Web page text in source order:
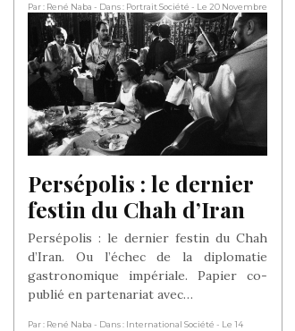
Par : René Naba - Dans : Portrait Société - Le 20 Novembre
2023
Persépolis : le dernier
festin du Chah d’Iran
Persépolis : le dernier festin du Chah
d’Iran. Ou l’échec de la diplomatie
gastronomique impériale. Papier co-
publié en partenariat avec…
Par : René Naba - Dans : International Société - Le 14